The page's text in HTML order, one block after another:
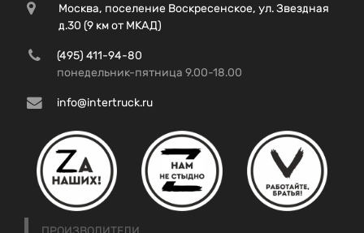
Москва, поселение Воскресенское, ул. Звездная
д.30 (9 км от МКАД)
(495) 411-94-80
понедельник-пятница 9.00-18.00
info@intertruck.ru